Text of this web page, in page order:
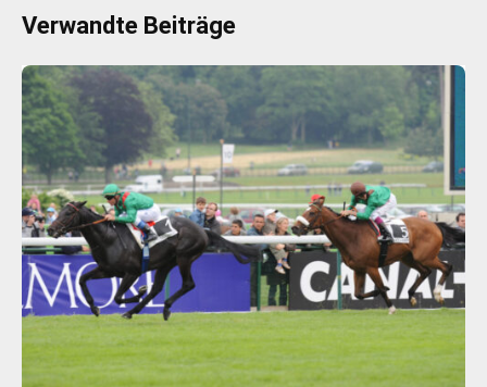
Verwandte Beiträge